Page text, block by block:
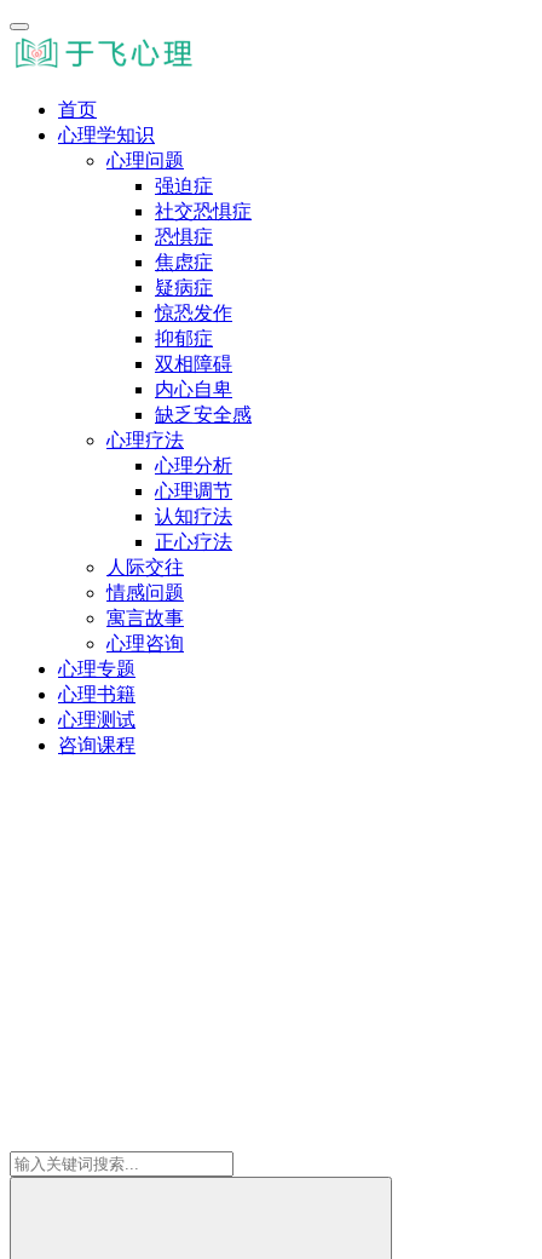
首页
心理学知识
心理问题
强迫症
社交恐惧症
恐惧症
焦虑症
疑病症
惊恐发作
抑郁症
双相障碍
内心自卑
缺乏安全感
心理疗法
心理分析
心理调节
认知疗法
正心疗法
人际交往
情感问题
寓言故事
心理咨询
心理专题
心理书籍
心理测试
咨询课程